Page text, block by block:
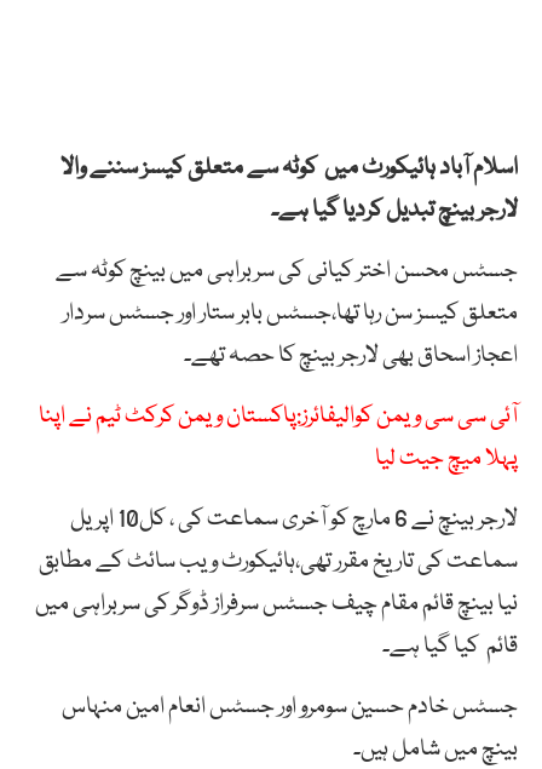
اسلام آباد ہائیکورٹ میں کوٹہ سے متعلق کیسز سننے والا
لارجر بینچ تبدیل کردیا گیا ہے۔
جسٹس محسن اختر کیانی کی سربراہی میں بینچ کوٹہ سے
متعلق کیسز سن رہا تھا،جسٹس بابر ستار اور جسٹس سردار
اعجاز اسحاق بھی لارجر بینچ کا حصہ تھے۔
آئی سی سی ویمن کوالیفائرز:پاکستان ویمن کرکٹ ٹیم نے اپنا
پہلا میچ جیت لیا
لارجر بینچ نے 6 مارچ کو آخری سماعت کی ، کل10 اپریل
سماعت کی تاریخ مقرر تھی،ہائیکورٹ ویب سائٹ کے مطابق
نیا بینچ قائم مقام چیف جسٹس سرفراز ڈوگر کی سربراہی میں
قائم کیا گیا ہے۔
جسٹس خادم حسین سومرو اور جسٹس انعام امین منہاس
بینچ میں شامل ہیں۔